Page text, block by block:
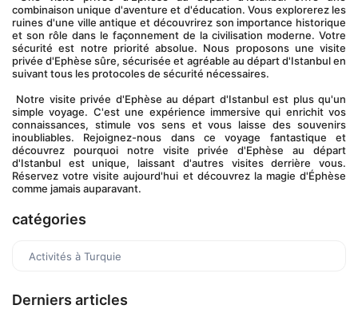
combinaison unique d'aventure et d'éducation. Vous explorerez les
ruines d'une ville antique et découvrirez son importance historique
et son rôle dans le façonnement de la civilisation moderne. Votre
sécurité est notre priorité absolue. Nous proposons une visite
privée d'Ephèse sûre, sécurisée et agréable au départ d'Istanbul en
suivant tous les protocoles de sécurité nécessaires.
simple voyage. C'est une expérience immersive qui enrichit vos
connaissances, stimule vos sens et vous laisse des souvenirs
inoubliables. Rejoignez-nous dans ce voyage fantastique et
découvrez pourquoi notre visite privée d'Ephèse au départ
d'Istanbul est unique, laissant d'autres visites derrière vous.
Réservez votre visite aujourd'hui et découvrez la magie d'Éphèse
comme jamais auparavant.
catégories
Activités à Turquie
Derniers articles